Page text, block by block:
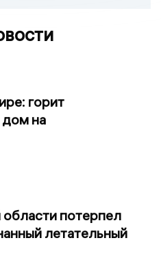
горит
дом на
потерпел
летательный